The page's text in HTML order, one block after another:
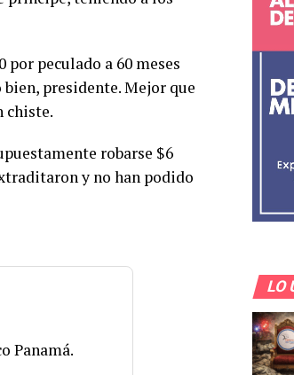
por peculado a 60 meses
presidente. Mejor que
chiste.
robarse $6
y no han podido
Panamá.
LO